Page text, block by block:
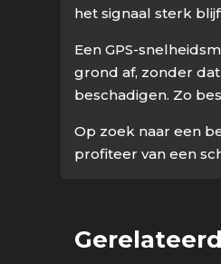
het signaal sterk
Een GPS-
grond af, zonder
beschadigen. Zo
Op zoek naar een
profiteer van een